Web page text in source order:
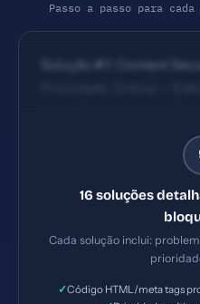
Passo a passo para
Solução #1: Content
malicioso. — Solução
— Prioridade: Crítica —
(clickjacking). —
53 caracteres (ideal:
Importante — Esforço:
16 soluções
Cada solução inclui:
✓Código HTML/meta tags